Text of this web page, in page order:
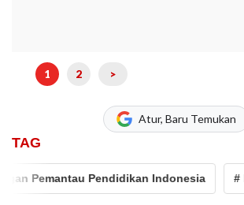
1 2 >
Atur, Baru Temukan
TAG
Pemantau Pendidikan Indonesia #